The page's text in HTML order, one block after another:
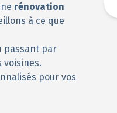
rénovation
à ce que
passant par
voisines.
pour vos